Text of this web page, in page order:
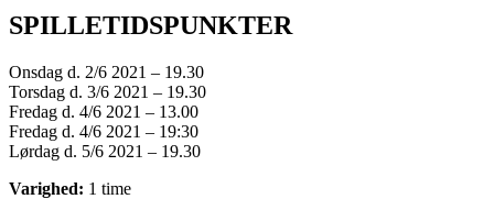
SPILLETIDSPUNKTER
Onsdag d. 2/6 2021 – 19.30
Torsdag d. 3/6 2021 – 19.30
Fredag d. 4/6 2021 – 13.00
Fredag d. 4/6 2021 – 19:30
Lørdag d. 5/6 2021 – 19.30
Varighed: 1 time